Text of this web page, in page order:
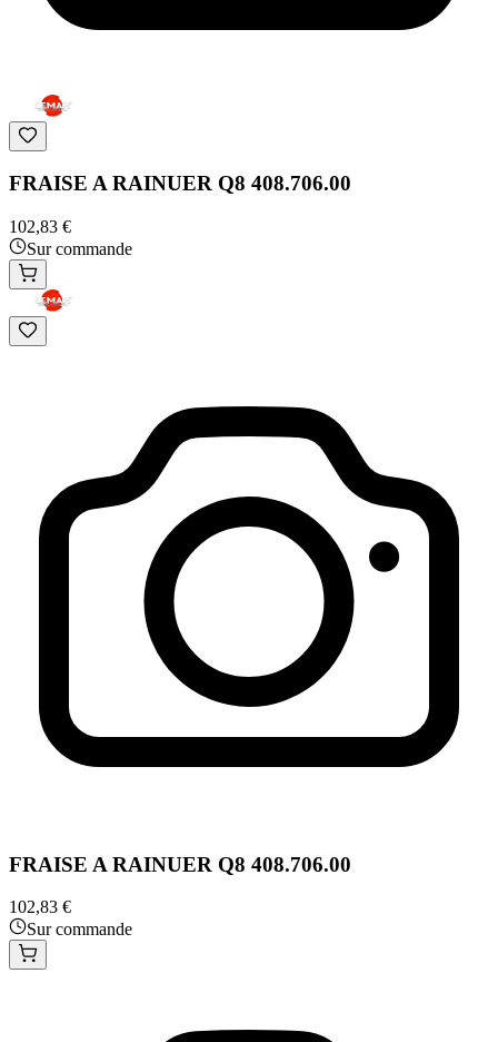
FRAISE A RAINUER Q8 408.706.00
102,83 €
Sur commande
FRAISE A RAINUER Q8 408.706.00
102,83 €
Sur commande